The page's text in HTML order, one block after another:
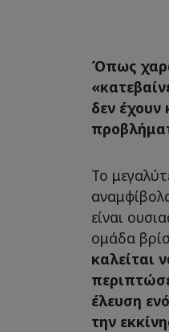
Όπως
δεν έχουν
Το
είναι
ομάδα
καλείται
έλευση
την